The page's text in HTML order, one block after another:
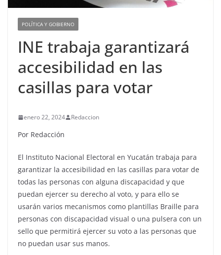
POLÍTICA Y GOBIERNO
INE trabaja garantizará
accesibilidad en las
casillas para votar
enero 22, 2024 Redaccion
Por Redacción
El Instituto Nacional Electoral en Yucatán trabaja para
garantizar la accesibilidad en las casillas para votar de
todas las personas con alguna discapacidad y que
puedan ejercer su derecho al voto, y para ello se
usarán varios mecanismos como plantillas Braille para
personas con discapacidad visual o una pulsera con un
sello que permitirá ejercer su voto a las personas que
no puedan usar sus manos.